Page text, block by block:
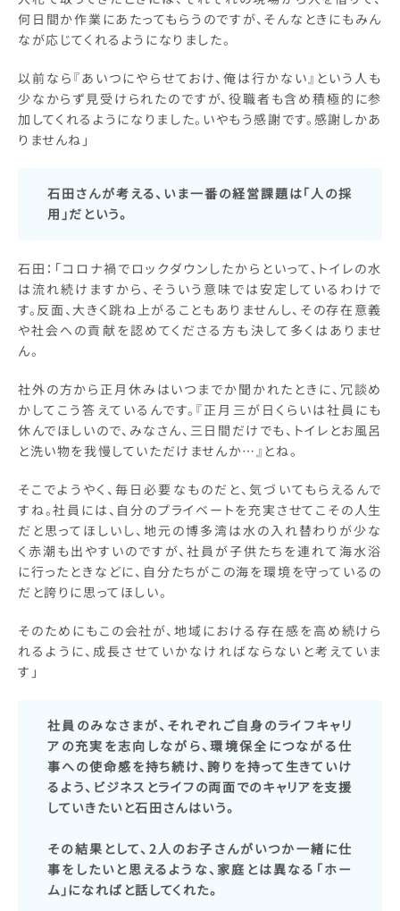
何日間か作業にあたってもらうのですが、そんなときにもみん
なが応じてくれるようになりました。
以前なら『あいつにやらせておけ、俺は行かない』という人も
少なからず見受けられたのですが、役職者も含め積極的に参
加してくれるようになりました。いやもう感謝です。感謝しかあ
りませんね」
石田さんが考える、いま一番の経営課題は「人の採
用」だという。
石田：「コロナ禍でロックダウンしたからといって、トイレの水
は流れ続けますから、そういう意味では安定しているわけで
す。反面、大きく跳ね上がることもありませんし、その存在意義
や社会への貢献を認めてくださる方も決して多くはありませ
ん。
社外の方から正月休みはいつまでか聞かれたときに、冗談め
かしてこう答えているんです。『正月三が日くらいは社員にも
休んでほしいので、みなさん、三日間だけでも、トイレとお風呂
と洗い物を我慢していただけませんか…』とね。
そこでようやく、毎日必要なものだと、気づいてもらえるんで
すね。社員には、自分のプライベートを充実させてこその人生
だと思ってほしいし、地元の博多湾は水の入れ替わりが少な
く赤潮も出やすいのですが、社員が子供たちを連れて海水浴
に行ったときなどに、自分たちがこの海を環境を守っているの
だと誇りに思ってほしい。
そのためにもこの会社が、地域における存在感を高め続けら
れるように、成長させていかなければならないと考えていま
す」
社員のみなさまが、それぞれご自身のライフキャリ
アの充実を志向しながら、環境保全につながる仕
事への使命感を持ち続け、誇りを持って生きていけ
るよう、ビジネスとライフの両面でのキャリアを支援
していきたいと石田さんはいう。
その結果として、2人のお子さんがいつか一緒に仕
事をしたいと思えるような、家庭とは異なる「ホー
ム」になればと話してくれた。